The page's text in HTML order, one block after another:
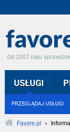
Od 2007 roku
USŁUGI
PRZEGLĄDAJ USŁUGI
Favore.pl ›